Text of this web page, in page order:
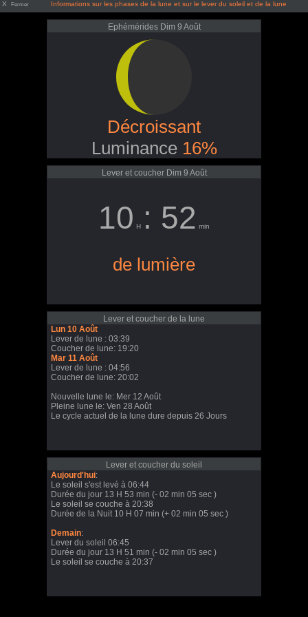
X Fermer Informations sur les phases de la lune et sur le lever du soleil et de la lune
Ephémérides Dim 9 Août
Décroissant
Luminance 16%
Lever et coucher Dim 9 Août
10 H : 52 min
de lumière
Lever et coucher de la lune
Lun 10 Août
Lever de lune : 03:39
Coucher de lune: 19:20
Mar 11 Août
Lever de lune : 04:56
Coucher de lune: 20:02
Nouvelle lune le: Mer 12 Août
Pleine lune le: Ven 28 Août
Le cycle actuel de la lune dure depuis 26 Jours
Lever et coucher du soleil
Aujourd'hui:
Le soleil s'est levé à 06:44
Durée du jour 13 H 53 min (- 02 min 05 sec )
Le soleil se couche à 20:38
Durée de la Nuit 10 H 07 min (+ 02 min 05 sec )
Demain:
Lever du soleil 06:45
Durée du jour 13 H 51 min (- 02 min 05 sec )
Le soleil se couche à 20:37